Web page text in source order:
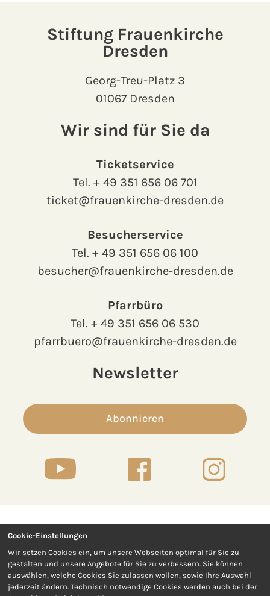
Stiftung Frauenkirche
Dresden
Georg-Treu-Platz 3
01067 Dresden
Wir sind für Sie da
Ticketservice
Tel. + 49 351 656 06 701
ticket@frauenkirche-dresden.de
Besucherservice
Tel. + 49 351 656 06 100
besucher@frauenkirche-dresden.de
Pfarrbüro
Tel. + 49 351 656 06 530
pfarrbuero@frauenkirche-dresden.de
Newsletter
Abonnieren
Kontakt
Impressum Datenschutz
Cookie-Einstellungen
Wir setzen Cookies ein, um unsere Webseiten optimal für Sie zu
gestalten und unsere Angebote für Sie zu verbessern. Sie können
auswählen, welche Cookies Sie zulassen wollen, sowie Ihre Auswahl
jederzeit ändern. Technisch notwendige Cookies werden auch bei der